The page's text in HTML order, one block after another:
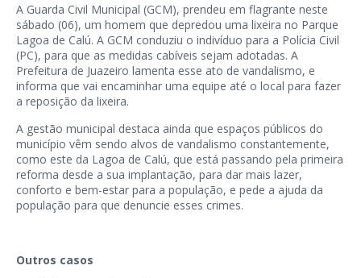
A Guarda Civil Municipal (GCM), prendeu em flagrante neste
sábado (06), um homem que depredou uma lixeira no Parque
Lagoa de Calú. A GCM conduziu o indivíduo para a Polícia Civil
(PC), para que as medidas cabíveis sejam adotadas. A
Prefeitura de Juazeiro lamenta esse ato de vandalismo, e
informa que vai encaminhar uma equipe até o local para fazer
a reposição da lixeira.
A gestão municipal destaca ainda que espaços públicos do
município vêm sendo alvos de vandalismo constantemente,
como este da Lagoa de Calú, que está passando pela primeira
reforma desde a sua implantação, para dar mais lazer,
conforto e bem-estar para a população, e pede a ajuda da
população para que denuncie esses crimes.
Outros casos